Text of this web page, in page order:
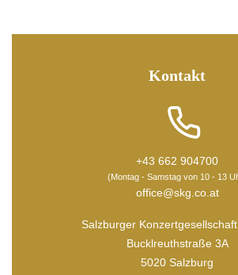
Kontakt
+43 662 904700
(Montag - Samstag von 10 - 13
office@skg.co.at
Salzburger Konzertgesellschaft
Bucklreuthstraße 3A
5020 Salzburg